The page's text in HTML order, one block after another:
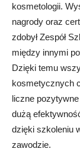
kosmetologii.
nagrody oraz
zdobył Zespół
między innymi
Dzięki temu
kosmetycznych
liczne
dużą
dzięki szkoleniu
zawodzie.